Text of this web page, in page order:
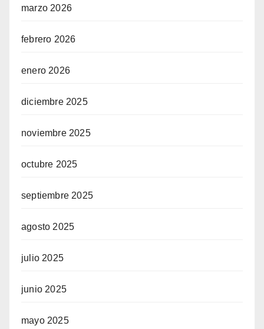
marzo 2026
febrero 2026
enero 2026
diciembre 2025
noviembre 2025
octubre 2025
septiembre 2025
agosto 2025
julio 2025
junio 2025
mayo 2025